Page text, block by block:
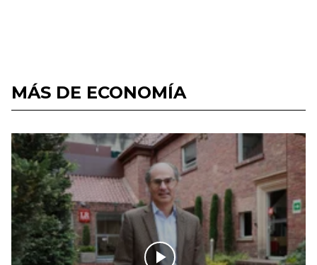
MÁS DE ECONOMÍA